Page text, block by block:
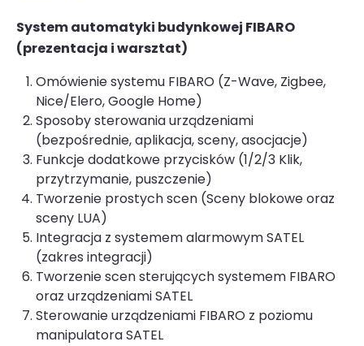
System automatyki budynkowej FIBARO
(prezentacja i warsztat)
Omówienie systemu FIBARO (Z-Wave, Zigbee,
Nice/Elero, Google Home)
Sposoby sterowania urządzeniami
(bezpośrednie, aplikacja, sceny, asocjacje)
Funkcje dodatkowe przycisków (1/2/3 Klik,
przytrzymanie, puszczenie)
Tworzenie prostych scen (Sceny blokowe oraz
sceny LUA)
Integracja z systemem alarmowym SATEL
(zakres integracji)
Tworzenie scen sterujących systemem FIBARO
oraz urządzeniami SATEL
Sterowanie urządzeniami FIBARO z poziomu
manipulatora SATEL